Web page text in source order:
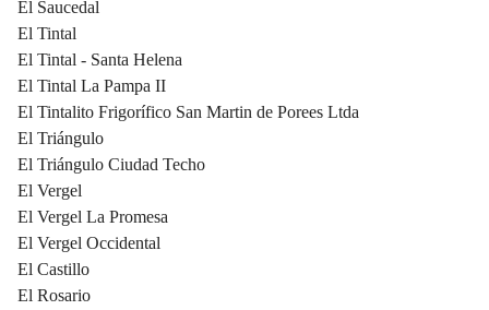
El Saucedal
El Tintal
El Tintal - Santa Helena
El Tintal La Pampa II
El Tintalito Frigorífico San Martin de Porees Ltda
El Triángulo
El Triángulo Ciudad Techo
El Vergel
El Vergel La Promesa
El Vergel Occidental
El Castillo
El Rosario